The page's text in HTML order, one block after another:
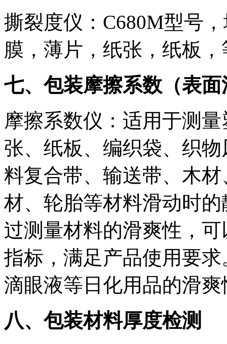
撕裂度仪：C680M型号
膜，薄片，纸张，纸板
七、包装摩擦系数（表
摩擦系数仪：适用于测
张、纸板、编织袋、织
料复合带、输送带、木
材、轮胎等材料滑动时
过测量材料的滑爽性，
指标，满足产品使用要
滴眼液等日化用品的滑
八、包装材料厚度检测